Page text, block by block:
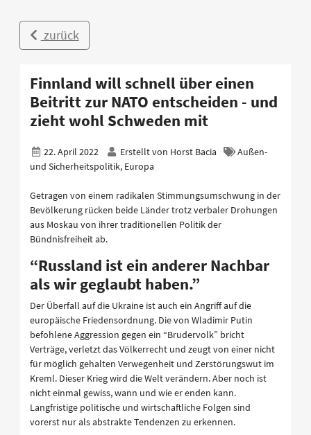
zurück
Finnland will schnell über einen
Beitritt zur NATO entscheiden - und
zieht wohl Schweden mit
22. April 2022 Erstellt von Horst Bacia
Außen-
und Sicherheitspolitik, Europa
Getragen von einem radikalen Stimmungsumschwung in der
Bevölkerung rücken beide Länder trotz verbaler Drohungen
aus Moskau von ihrer traditionellen Politik der
Bündnisfreiheit ab.
“Russland ist ein anderer Nachbar
als wir geglaubt haben.”
Der Überfall auf die Ukraine ist auch ein Angriff auf die
europäische Friedensordnung. Die von Wladimir Putin
befohlene Aggression gegen ein “Brudervolk” bricht
Verträge, verletzt das Völkerrecht und zeugt von einer nicht
für möglich gehalten Verwegenheit und Zerstörungswut im
Kreml. Dieser Krieg wird die Welt verändern. Aber noch ist
nicht einmal gewiss, wann und wie er enden kann.
Langfristige politische und wirtschaftliche Folgen sind
vorerst nur als abstrakte Tendenzen zu erkennen.